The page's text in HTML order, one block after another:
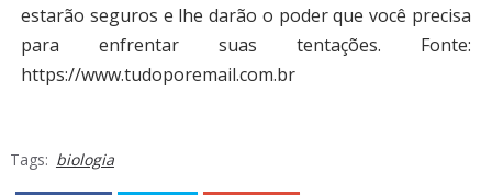
estarão seguros e lhe darão o poder que você precisa
para enfrentar suas tentações. Fonte:
https://www.tudoporemail.com.br
Tags: biologia